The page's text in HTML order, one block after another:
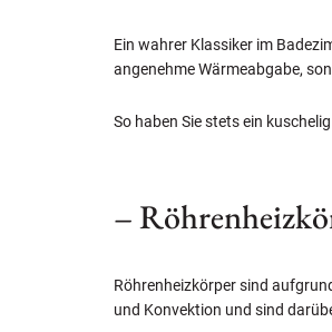
Ein wahrer Klassiker im
angenehme Wärmeabgabe,
So haben Sie stets ein
–
Röhrenheizkörper sind
und Konvektion und sind